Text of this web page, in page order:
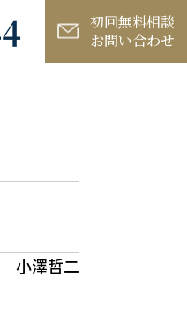
初回無料相談
お問い合わせ
小澤哲二